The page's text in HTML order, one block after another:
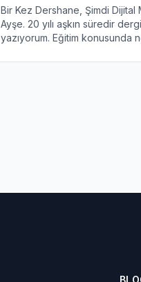
Bir Kez Dershane, Şimdi Dijital
Ayşe. 20 yılı aşkın süredir
yazıyorum. Eğitim konusunda
değişti, öyle mi? İlk kez